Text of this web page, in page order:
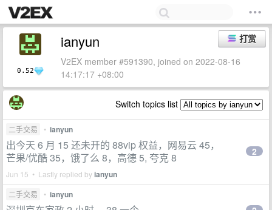
0.52
打赏
ianyun
V2EX member #591390, joined on 2022-08-16
14:17:17 +08:00
Switch topics list
二手交易 • ianyun
出今天 6 月 15 还未开的 88vip 权益，网易云 45，
芒果/优酷 35，饿了么 8，高德 5, 夸克 8
Jun 15 • Lastly replied byianyun
2
二手交易 • ianyun